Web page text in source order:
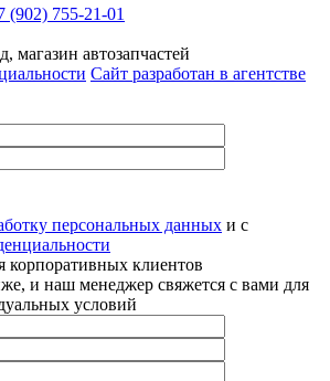
(902) 755-21-01
магазин автозапчастей
Сайт разработан в агентстве
персональных данных и с
корпоративных клиентов
и наш менеджер свяжется с вами для
условий